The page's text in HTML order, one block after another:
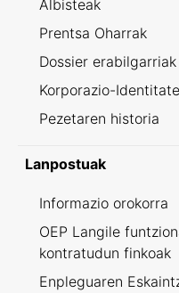
Albisteak
Prentsa Oharrak
Dossier erabilgarriak
Korporazio-
Pezetaren historia
Lanpostuak
Informazio orokorra
OEP Langile
kontratudun finkoak
Enpleguaren